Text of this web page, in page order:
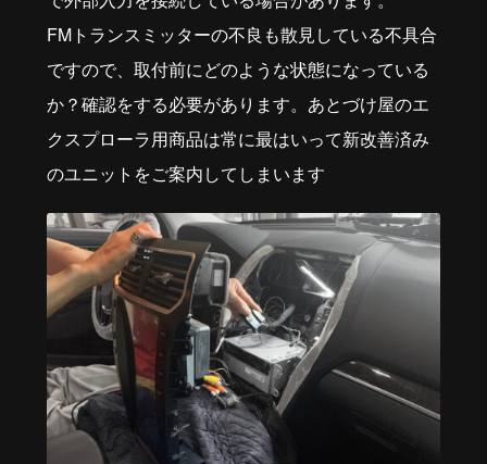
FMトランスミッターの不良も散見している不具合
ですので、取付前にどのような状態になっている
か？確認をする必要があります。あとづけ屋のエ
クスプローラ用商品は常に最はいって新改善済み
のユニットをご案内してしまいます